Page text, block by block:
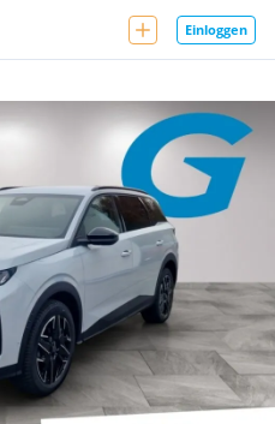
Einloggen